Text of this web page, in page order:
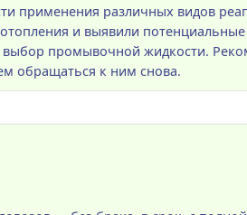
применения различных видов
отопления и выявили
промывочной жидкости.
обращаться к ним снова.